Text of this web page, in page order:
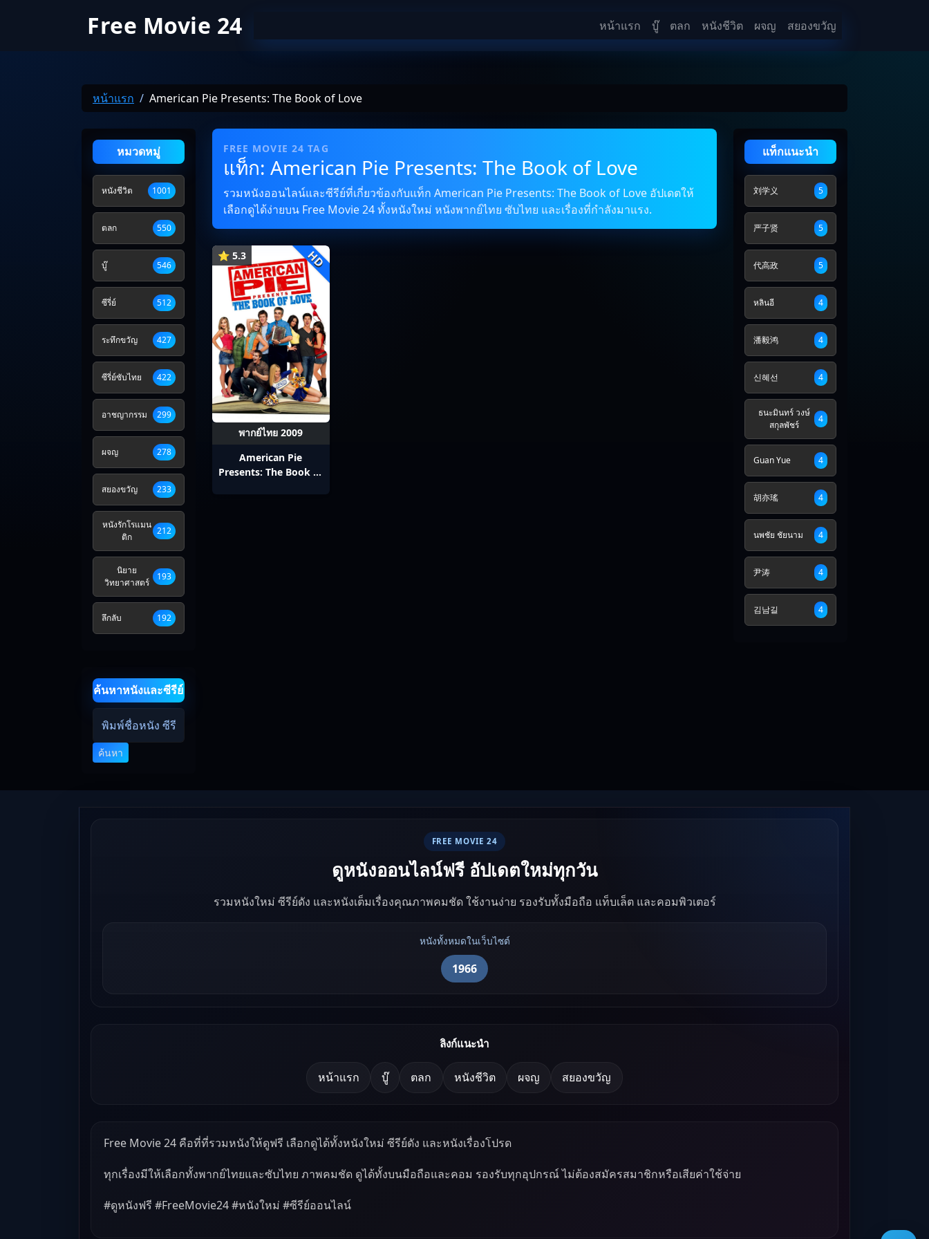
Free Movie 24 หน้าแรก บู๊ ตลก หนังชีวิต ผจญ สยองขวัญ
หน้าแรก American Pie Presents: The Book of Love
หมวดหมู่
หนังชีวิต 1001
ตลก 550
บู๊ 546
ซีรี่ย์ 512
ระทึกขวัญ 427
ซีรี่ย์ซับไทย 422
อาชญากรรม 299
ผจญ 278
สยองขวัญ 233
หนังรักโรแมน
ติก
212
นิยาย
วิทยาศาสตร์
193
ลึกลับ 192
ค้นหาหนังและซีรีย์
ค้นหา
FREE MOVIE 24 TAG
แท็ก: American Pie Presents: The Book of Love
รวมหนังออนไลน์และซีรีย์ที่เกี่ยวข้องกับแท็ก American Pie Presents: The Book of Love อัปเดตให้
เลือกดูได้ง่ายบน Free Movie 24 ทั้งหนังใหม่ หนังพากย์ไทย ซับไทย และเรื่องที่กำลังมาแรง.
⭐ 5.3 HD
พากย์ไทย 2009
American Pie
Presents: The Book of
แท็กแนะนำ
刘学义 5
严子贤 5
代高政 5
หลินอี 4
潘毅鸿 4
신혜선 4
ธนะมินทร์ วงษ์
สกุลพัชร์
4
Guan Yue 4
胡亦瑤 4
นพชัย ชัยนาม 4
尹涛 4
김남길 4
FREE MOVIE 24
ดูหนังออนไลน์ฟรี อัปเดตใหม่ทุกวัน
รวมหนังใหม่ ซีรีย์ดัง และหนังเต็มเรื่องคุณภาพคมชัด ใช้งานง่าย รองรับทั้งมือถือ แท็บเล็ต และคอมพิวเตอร์
หนังทั้งหมดในเว็บไซต์
1966
ลิงก์แนะนำ
หน้าแรก บู๊ ตลก หนังชีวิต ผจญ สยองขวัญ
Free Movie 24 คือที่ที่รวมหนังให้ดูฟรี เลือกดูได้ทั้งหนังใหม่ ซีรีย์ดัง และหนังเรื่องโปรด
ทุกเรื่องมีให้เลือกทั้งพากย์ไทยและซับไทย ภาพคมชัด ดูได้ทั้งบนมือถือและคอม รองรับทุกอุปกรณ์ ไม่ต้องสมัครสมาชิกหรือเสียค่าใช้จ่าย
#ดูหนังฟรี #FreeMovie24 #หนังใหม่ #ซีรีย์ออนไลน์